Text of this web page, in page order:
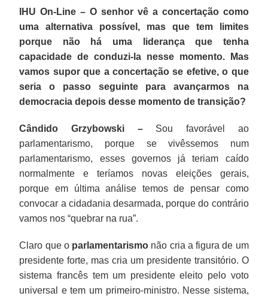
IHU On-Line – O senhor vê a concertação como
uma alternativa possível, mas que tem limites
porque não há uma liderança que tenha
capacidade de conduzi-la nesse momento. Mas
vamos supor que a concertação se efetive, o que
seria o passo seguinte para avançarmos na
democracia depois desse momento de transição?
Cândido Grzybowski –Sou favorável ao
parlamentarismo, porque se vivêssemos num
parlamentarismo, esses governos já teriam caído
normalmente e teríamos novas eleições gerais,
porque em última análise temos de pensar como
convocar a cidadania desarmada, porque do contrário
vamos nos “quebrar na rua”.
Claro que o parlamentarismo não cria a figura de um
presidente forte, mas cria um presidente transitório. O
sistema francês tem um presidente eleito pelo voto
universal e tem um primeiro-ministro. Nesse sistema,